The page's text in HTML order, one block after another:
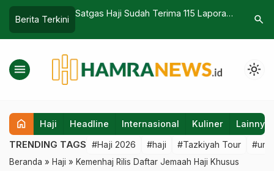
Berita Terkini
Satgas Haji Sudah Terima 115 Laporan
2026
Ditjen
search
menu light_mode
home Haji Headline Internasional Kuliner Lainnya
TRENDING TAGS #Haji 2026 #haji #Tazkiyah Tour
Beranda » Haji » Kemenhaj Rilis Daftar Jemaah Haji Khusus